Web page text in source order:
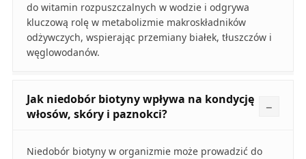
do witamin rozpuszczalnych w wodzie i odgrywa
kluczową rolę w metabolizmie makroskładników
odżywczych, wspierając przemiany białek, tłuszczów i
węglowodanów.
Jak niedobór biotyny wpływa na kondycję
włosów, skóry i paznokci?
Niedobór biotyny w organizmie może prowadzić do